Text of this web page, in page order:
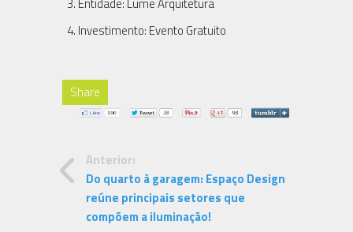
Investimento: Evento Gratuito
Share
Anterior:
Do quarto à garagem: Espaço Design
reúne principais setores que
compõem a iluminação!